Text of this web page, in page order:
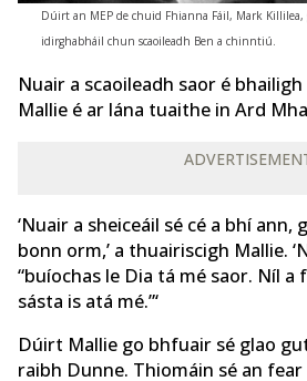
Dúirt an MEP de chuid Fhianna Fáil, Mark
idirghabháil chun scaoileadh Ben a chinntiú.
Nuair a scaoileadh saor é
Mallie é ar lána tuaithe in Ard
‘Nuair a sheiceáil sé cé a bhí ann,
bonn orm,’ a thuairiscigh Mallie.
“buíochas le Dia tá mé saor. Níl a
sásta is atá mé.”‘
Dúirt Mallie go bhfuair sé glao
raibh Dunne. Thiomáin sé an